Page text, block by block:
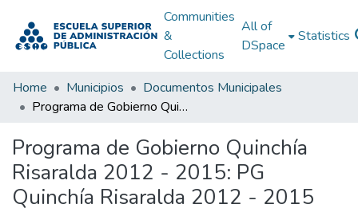
Communities
&
Collections
All of
DSpace
Statistics
Home Municipios
Documentos Municipales
Programa de Gobierno Quinchía Risaralda 2012 - 2015: PG Quinchía Risaralda 2012 - 2015
Programa de Gobierno Quinchía
Risaralda 2012 - 2015: PG
Quinchía Risaralda 2012 - 2015